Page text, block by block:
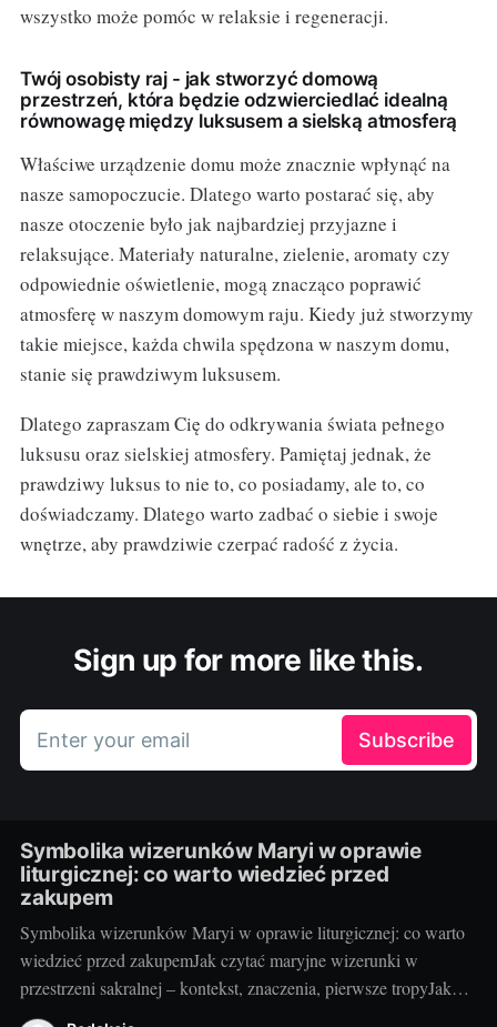
wszystko może pomóc w relaksie i regeneracji.
Twój osobisty raj - jak stworzyć domową
przestrzeń, która będzie odzwierciedlać idealną
równowagę między luksusem a sielską atmosferą
Właściwe urządzenie domu może znacznie wpłynąć na
nasze samopoczucie. Dlatego warto postarać się, aby
nasze otoczenie było jak najbardziej przyjazne i
relaksujące. Materiały naturalne, zielenie, aromaty czy
odpowiednie oświetlenie, mogą znacząco poprawić
atmosferę w naszym domowym raju. Kiedy już stworzymy
takie miejsce, każda chwila spędzona w naszym domu,
stanie się prawdziwym luksusem.
Dlatego zapraszam Cię do odkrywania świata pełnego
luksusu oraz sielskiej atmosfery. Pamiętaj jednak, że
prawdziwy luksus to nie to, co posiadamy, ale to, co
doświadczamy. Dlatego warto zadbać o siebie i swoje
wnętrze, aby prawdziwie czerpać radość z życia.
Sign up for more like this.
Enter your email Subscribe
Symbolika wizerunków Maryi w oprawie
liturgicznej: co warto wiedzieć przed
zakupem
Symbolika wizerunków Maryi w oprawie liturgicznej: co warto
wiedzieć przed zakupemJak czytać maryjne wizerunki w
przestrzeni sakralnej – kontekst, znaczenia, pierwsze tropyJako
blogerka, która z radością testuje i porównuje rozwiązania do